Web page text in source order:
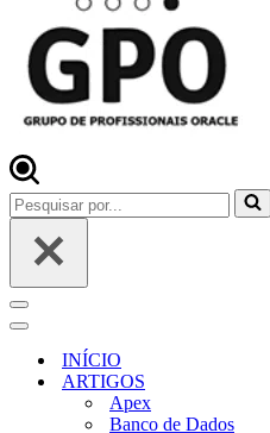
Pesquisar
por...
Menu
de
navegação
Menu
navegaçãoINÍCIO
ARTIGOS
Apex
Banco de Dados